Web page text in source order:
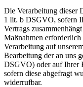
Die Verarbeitung dieser
1 lit. b DSGVO, sofern
Vertrags
Maßnahmen
Verarbeitung auf
Bearbeitung der an uns
DSGVO) oder auf
sofern diese abgefragt
widerrufbar.